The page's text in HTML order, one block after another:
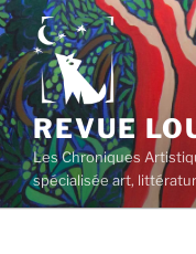
Aller
au
contenu
principal
REVUE
Les Chroniques
spécialisée art,